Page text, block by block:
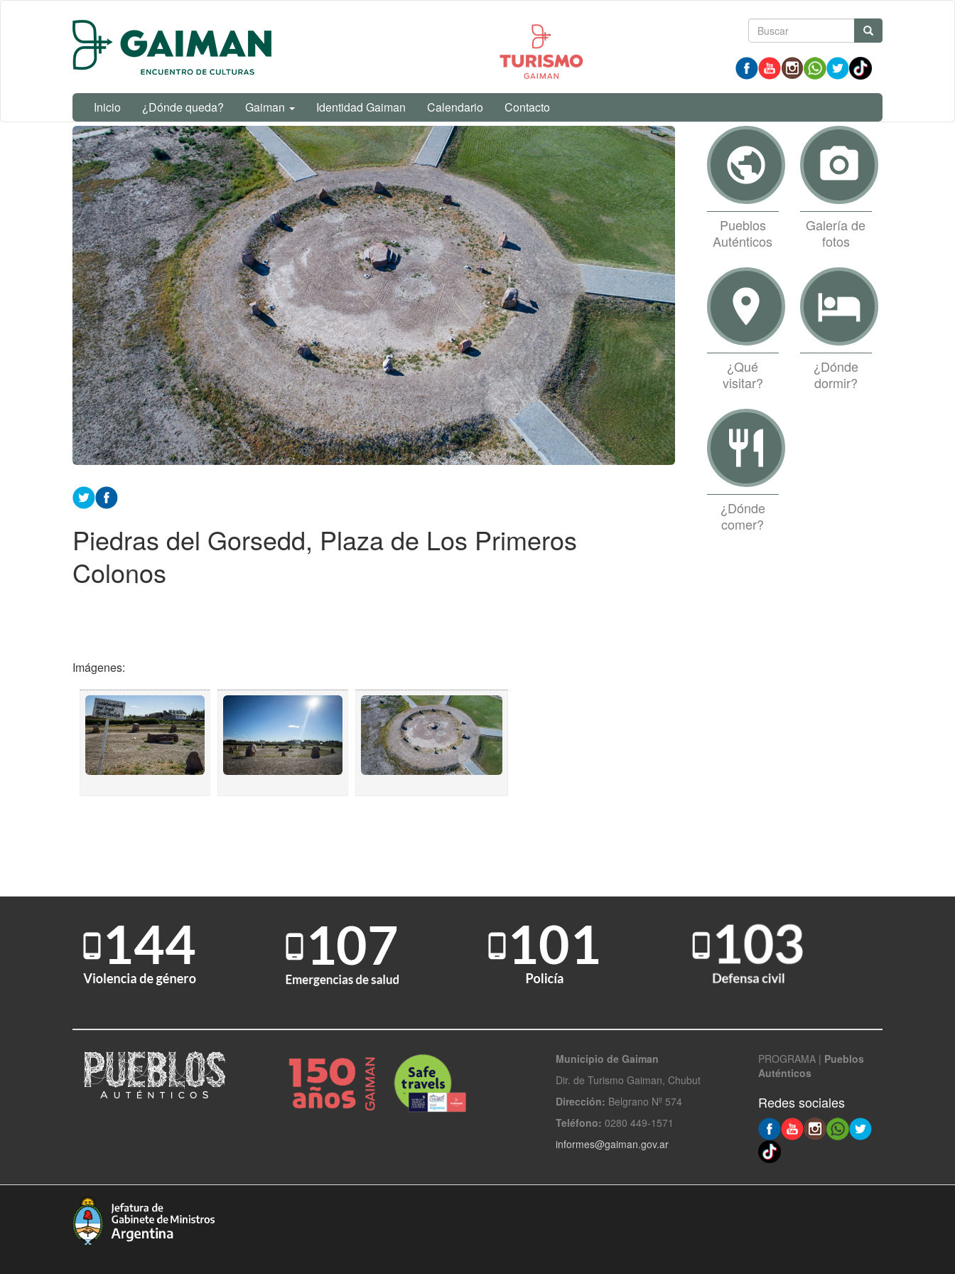
Formulario
de
búsqueda
Inicio ¿Dónde queda? Gaiman Identidad Gaiman Calendario Contacto
Piedras del Gorsedd, Plaza de Los Primeros
Colonos
Imágenes:
public
Pueblos
Auténticos
photo_camera
Galería de
fotos
room
¿Qué
visitar?
hotel
¿Dónde
dormir?
restaurant
¿Dónde
comer?
Municipio de Gaiman
Dir. de Turismo Gaiman, Chubut
Dirección: Belgrano Nº 574
Teléfono: 0280 449-1571
informes@gaiman.gov.ar
PROGRAMA | Pueblos
Auténticos
Redes sociales